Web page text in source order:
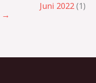
→
Juni 2022(1)